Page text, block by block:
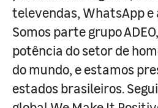
televendas, WhatsApp
Somos parte grupo
potência do setor de
do mundo, e estamos
estados brasileiros.